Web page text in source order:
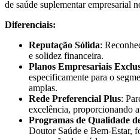
de saúde suplementar empresarial
Diferenciais:
Reputação Sólida:
e solidez financeira.
Planos Empresariais
especificamente para o
amplas.
Rede Preferencial Plus:
excelência, proporcionando
Programas de Qualidade
Doutor Saúde e Bem-Estar,